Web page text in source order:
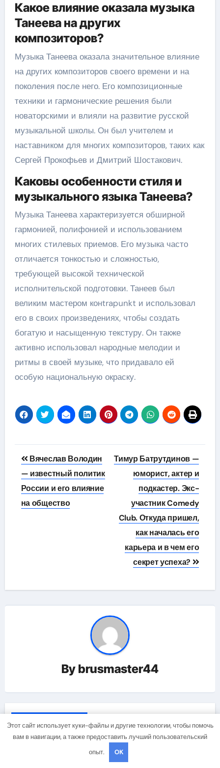
Какое влияние оказала музыка
Танеева на других
композиторов?
Музыка Танеева оказала значительное влияние
на других композиторов своего времени и на
поколения после него. Его композиционные
техники и гармонические решения были
новаторскими и влияли на развитие русской
музыкальной школы. Он был учителем и
наставником для многих композиторов, таких как
Сергей Прокофьев и Дмитрий Шостакович.
Каковы особенности стиля и
музыкального языка Танеева?
Музыка Танеева характеризуется обширной
гармонией, полифонией и использованием
многих стилевых приемов. Его музыка часто
отличается тонкостью и сложностью,
требующей высокой технической
исполнительской подготовки. Танеев был
великим мастером конtrapunkt и использовал
его в своих произведениях, чтобы создать
богатую и насыщенную текстуру. Он также
активно использовал народные мелодии и
ритмы в своей музыке, что придавало ей
особую национальную окраску.
Навигация
по
записям
Вячеслав Володин
— известный политик
России и его влияние
на общество
Тимур Батрутдинов —
юморист, актер и
подкастер. Экс-
участник Comedy
Club. Откуда пришел,
как началась его
карьера и в чем его
секрет успеха?
By brusmaster44
Related Post
Этот сайт использует куки-файлы и другие технологии, чтобы помочь
вам в навигации, а также предоставить лучший пользовательский
опыт.
OK